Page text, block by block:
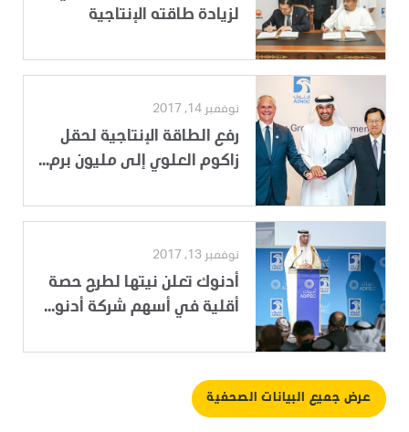
لزيادة طاقته الإنتاجية
نوفمبر 14, 2017
رفع الطاقة الإنتاجية لحقل
زاكوم العلوي إلى مليون برم...
نوفمبر 13, 2017
أدنوك تعلن نيتها لطرح حصة
أقلية في أسهم شركة أدنو...
عرض جميع البيانات الصحفية